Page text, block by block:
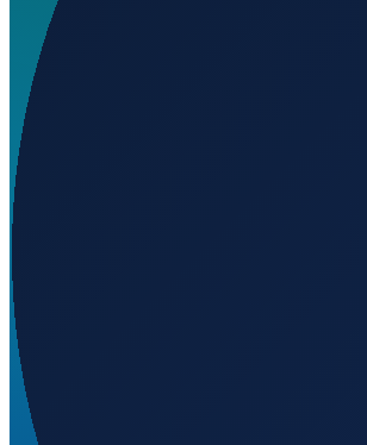
40.47986
Barcelona